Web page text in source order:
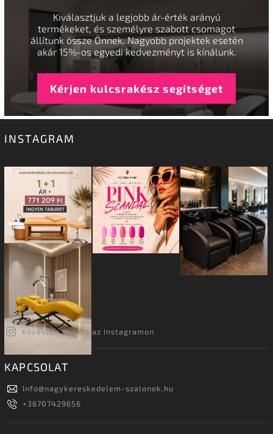
Kiválasztjuk a legjobb ár-érték arányú
termékeket, és személyre szabott csomagot
állítunk össze Önnek. Nagyobb projektek esetén
akár 15%-os egyedi kedvezményt is kínálunk.
Kérjen kulcsrakész segítséget
INSTAGRAM
Kövessen minket az Instagramon
KAPCSOLAT
Info@nagykereskedelem-szalonok.hu
+36707429656